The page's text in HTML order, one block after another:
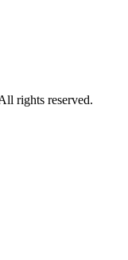
rights reserved.